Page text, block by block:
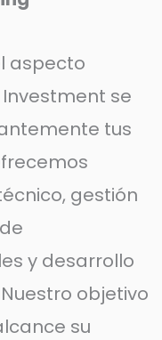
aspecto
se
tus
gestión
y desarrollo
objetivo
su